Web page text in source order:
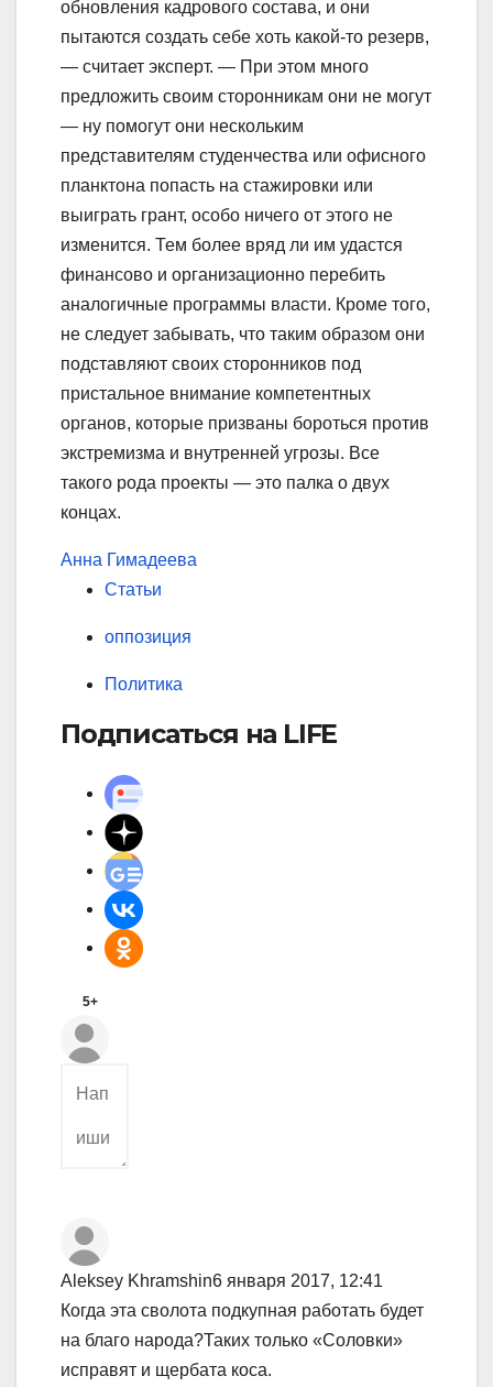
обновления кадрового состава, и они
пытаются создать себе хоть какой-то резерв,
— считает эксперт. — При этом много
предложить своим сторонникам они не могут
— ну помогут они нескольким
представителям студенчества или офисного
планктона попасть на стажировки или
выиграть грант, особо ничего от этого не
изменится. Тем более вряд ли им удастся
финансово и организационно перебить
аналогичные программы власти. Кроме того,
не следует забывать, что таким образом они
подставляют своих сторонников под
пристальное внимание компетентных
органов, которые призваны бороться против
экстремизма и внутренней угрозы. Все
такого рода проекты — это палка о двух
концах.
Анна Гимадеева
Статьи
оппозиция
Политика
Подписаться на LIFE
5+
Aleksey Khramshin6 января 2017, 12:41
Когда эта сволота подкупная работать будет
на благо народа?Таких только «Соловки»
исправят и щербата коса.